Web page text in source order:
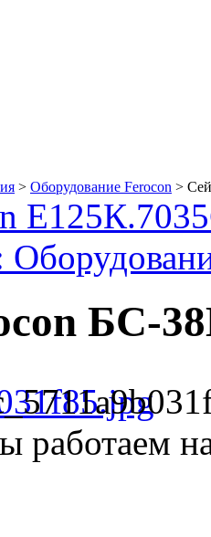
> Оборудование Ferocon >
Е125К.7035
БС-
работаем